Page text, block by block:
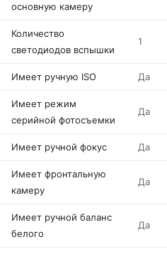
основную камеру
Количество
светодиодов вспышки
1
Имеет ручную ISO Да
Имеет режим
серийной фотосъемки
Да
Имеет ручной фокус Да
Имеет фронтальную
камеру
Да
Имеет ручной баланс
белого
Да